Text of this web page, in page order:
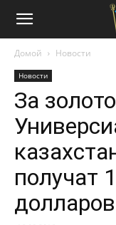
Домой Новости
Новости
За золото
получат
долларов